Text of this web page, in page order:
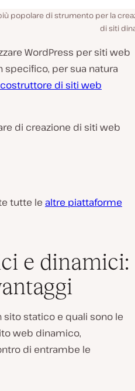
popolare di strumento per la
di siti
WordPress per siti web
specifico, per sua natura
di siti web
di creazione di siti web
tutte le altre piattaforme
e dinamici:
sito statico e quali sono le
web dinamico,
di entrambe le